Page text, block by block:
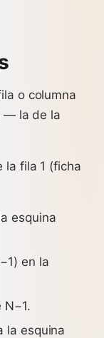
o columna
— la de la
la fila 1 (ficha
esquina
en la
la esquina